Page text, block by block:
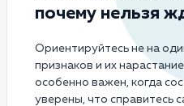
почему нельзя
Ориентируйтесь не на
признаков и их
особенно важен, когда
уверены, что справитесь